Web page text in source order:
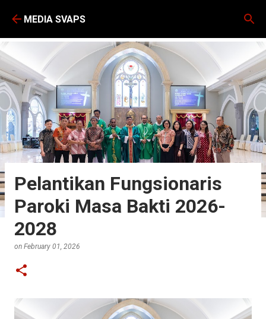
MEDIA SVAPS
Pelantikan Fungsionaris
Paroki Masa Bakti 2026-
2028
on February 01, 2026